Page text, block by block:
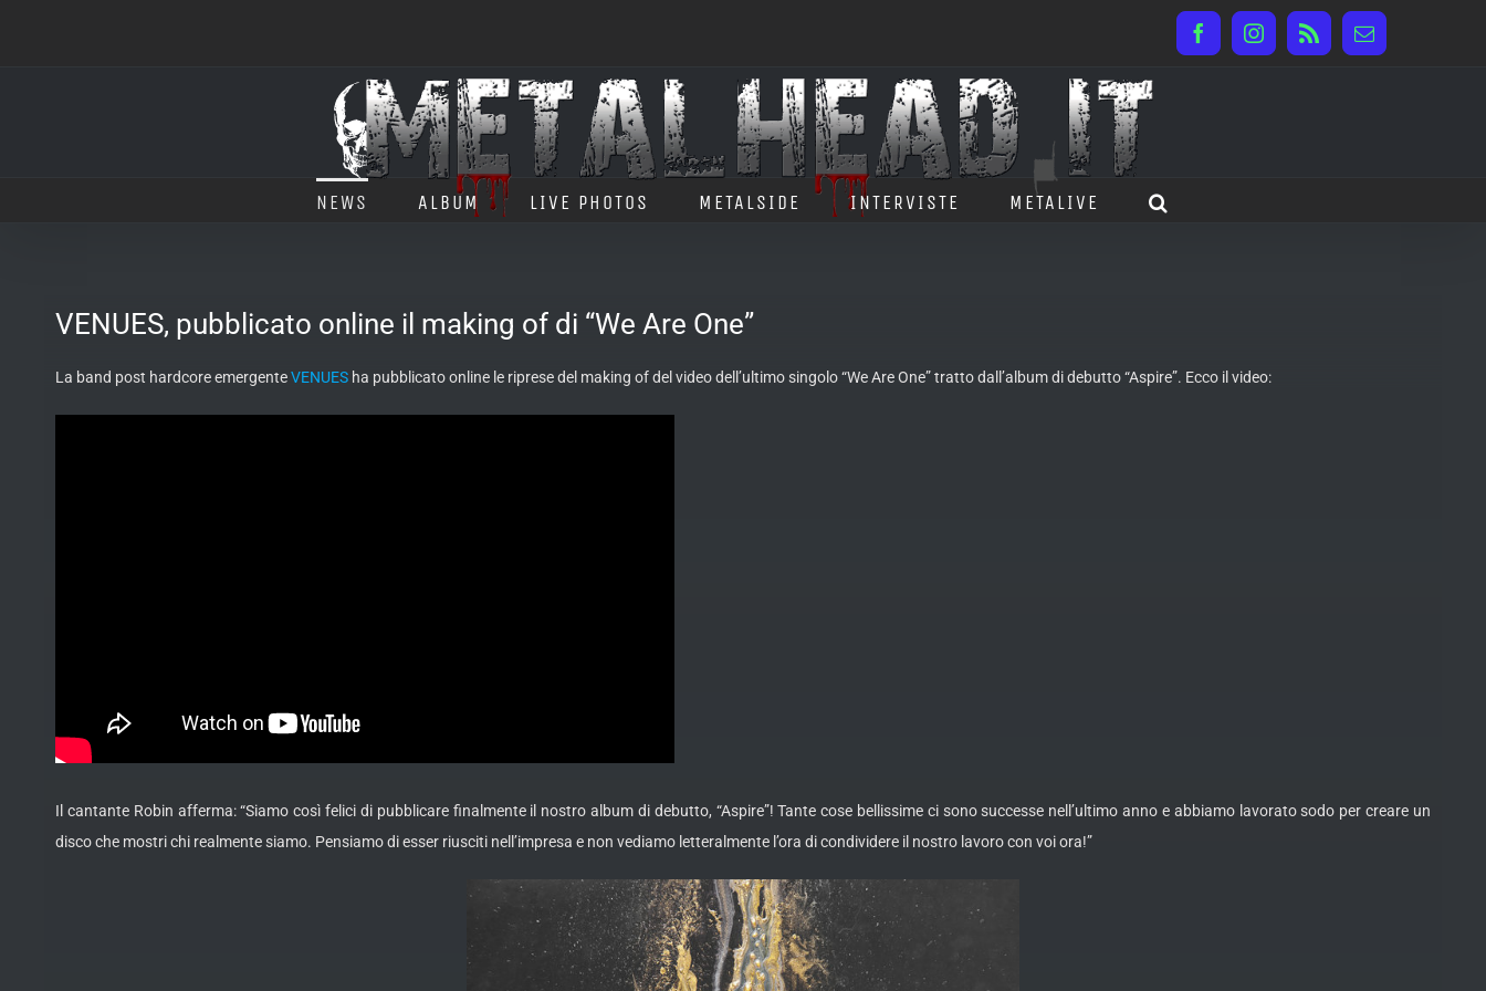
FacebookInstagram
Rss Email
NEWS ALBUM LIVE PHOTOS METALSIDE INTERVISTE METALIVE
VENUES, pubblicato online il making of di “We Are One”
La band post hardcore emergenteVENUES ha pubblicato online le riprese del making of del video dell’ultimo singolo “We Are One” tratto dall’album di debutto “Aspire”. Ecco il video:
Il cantante Robin afferma: “Siamo così felici di pubblicare finalmente il nostro album di debutto, “Aspire”! Tante cose bellissime ci sono successe nell’ultimo anno e abbiamo lavorato sodo per creare un
disco che mostri chi realmente siamo. Pensiamo di esser riusciti nell’impresa e non vediamo letteralmente l’ora di condividere il nostro lavoro con voi ora!”